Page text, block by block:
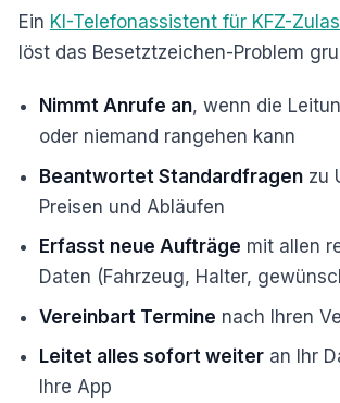
Ein KI-Telefonassistent für KFZ-
löst das Besetztzeichen-Problem
Nimmt Anrufe an, wenn die
oder niemand rangehen kann
Beantwortet Standardfragen zu
Preisen und Abläufen
Erfasst neue Aufträge mit allen
Daten (Fahrzeug, Halter,
Vereinbart Termine nach Ihren
Leitet alles sofort weiter an Ihr
Ihre App